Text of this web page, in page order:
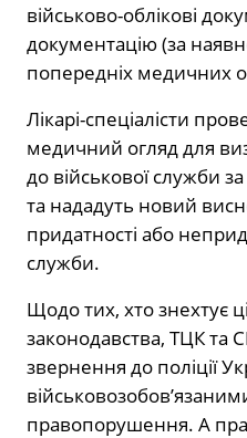
військово-облікові
документацію (за
попередніх медичних
Лікарі-спеціалісти
медичний огляд для
до військової служби
та нададуть новий
придатності або
служби.
Щодо тих, хто знехтує
законодавства, ТЦК та
звернення до поліції
правопорушення. А